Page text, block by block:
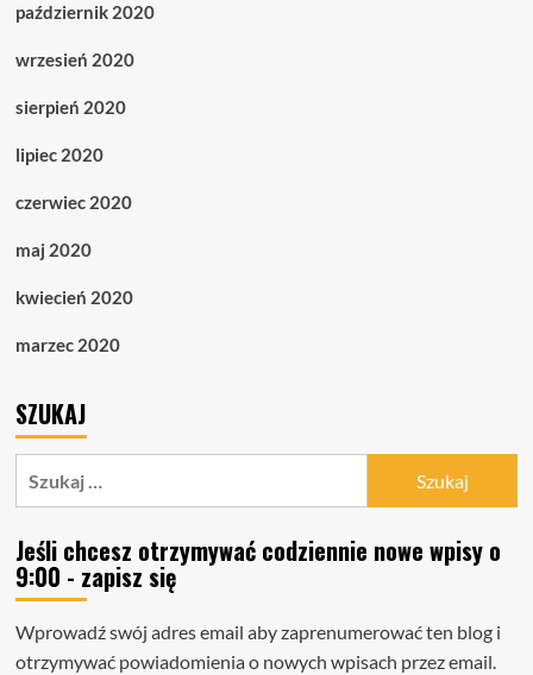
październik 2020
wrzesień 2020
sierpień 2020
lipiec 2020
czerwiec 2020
maj 2020
kwiecień 2020
marzec 2020
SZUKAJ
Jeśli chcesz otrzymywać codziennie nowe wpisy o
9:00 - zapisz się
Wprowadź swój adres email aby zaprenumerować ten blog i
otrzymywać powiadomienia o nowych wpisach przez email.